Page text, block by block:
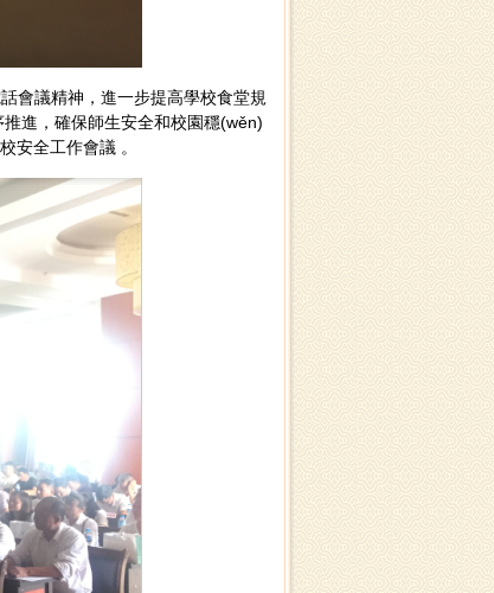
議精神，進一步提高學校食堂規
進，確保師生安全和校園穩(wěn)
作會議 。